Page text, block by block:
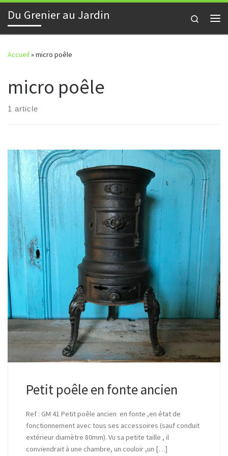
Skip to content
Du Grenier au Jardin
Search
Accueil»micro poêle
micro poêle
1 article
Petit poêle en fonte ancien
Ref : GM 41 Petit poêle ancien en fonte ,en état de
fonctionnement avec tous ses accessoires (sauf conduit
extérieur diamètre 80mm). Vu sa petite taille , il
conviendrait à une chambre, un couloir ,un […]